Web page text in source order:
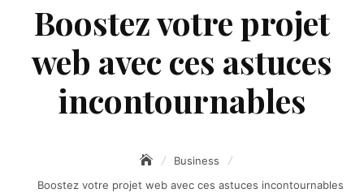
Boostez votre projet
web avec ces astuces
incontournables
Business
Boostez votre projet web avec ces astuces incontournables